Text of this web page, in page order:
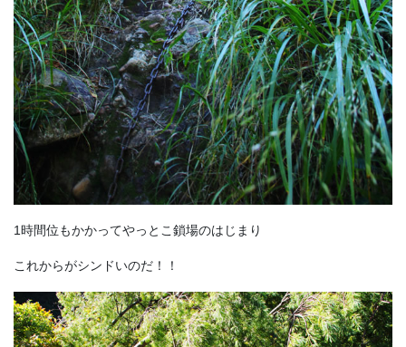
1時間位もかかってやっとこ鎖場のはじまり
これからがシンドいのだ！！